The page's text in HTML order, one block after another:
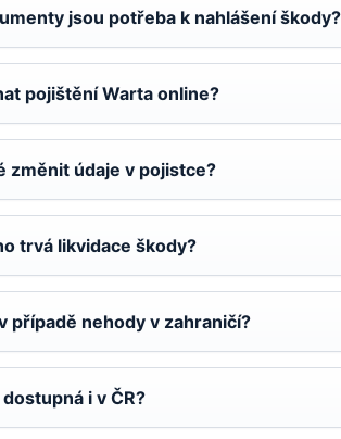
jsou potřeba k nahlášení škody?
pojištění Warta online?
změnit údaje v pojistce?
trvá likvidace škody?
případě nehody v zahraničí?
i v ČR?